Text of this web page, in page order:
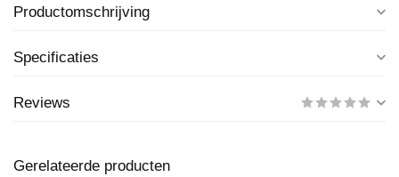
Productomschrijving
Specificaties
Reviews
Gerelateerde producten